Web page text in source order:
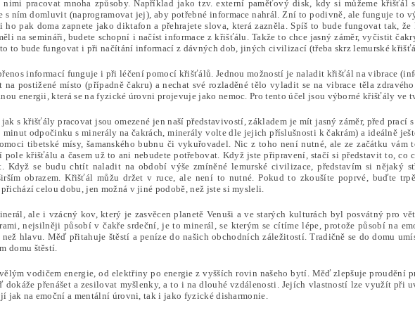
nimi pracovat mnoha způsoby. Například jako tzv. externí paměťový disk, kdy si můžeme křišťál
s ním domluvit (naprogramovat jej), aby potřebné informace nahrál. Zní to podivně, ale funguje to
ho pak doma zapnete jako diktafon a přehrajete slova, která zazněla. Spíš to bude fungovat tak,
na semináři, budete schopní i načíst informace z křišťálu. Takže to chce jasný záměr, vyčistit
to bude fungovat i při načítání informací z dávných dob, jiných civilizací (třeba skrz lemurské
informací funguje i při léčení pomocí křišťálů. Jednou možností je naladit křišťál na vibrace
postižené místo (případně čakru) a nechat své rozladěné tělo vyladit se na vibrace těla
energii, která se na fyzické úrovni projevuje jako nemoc. Pro tento účel jsou výborné křišťály ve
s křišťály pracovat jsou omezené jen naší představivostí, základem je mít jasný záměr, před
minut odpočinku s minerály na čakrách, minerály volte dle jejich příslušnosti k čakrám) a ideálně
tibetské mísy, šamanského bubnu či vykuřovadel. Nic z toho není nutné, ale ze začátku vám
pole křišťálu a časem už to ani nebudete potřebovat. Když jste připravení, stačí si představit to, co
Když se budu chtít naladit na období výše zmíněné lemurské civilizace, představím si nějaký
obrazem. Křišťál můžu držet v ruce, ale není to nutné. Pokud to zkoušíte poprvé, buďte
celou dobu, jen možná v jiné podobě, než jste si mysleli.
ale i vzácný kov, který je zasvěcen planetě Venuši a ve starých kulturách byl posvátný pro
nejsilněji působí v čakře srdeční, je to minerál, se kterým se cítíme lépe, protože působí na
než hlavu. Měď přitahuje štěstí a peníze do našich obchodních záležitostí. Tradičně se do domu
domu štěstí.
vodičem energie, od elektřiny po energie z vyšších rovin našeho bytí. Měď zlepšuje proudění
dokáže přenášet a zesilovat myšlenky, a to i na dlouhé vzdálenosti. Jejích vlastností lze využít při
jak na emoční a mentální úrovni, tak i jako fyzické disharmonie.